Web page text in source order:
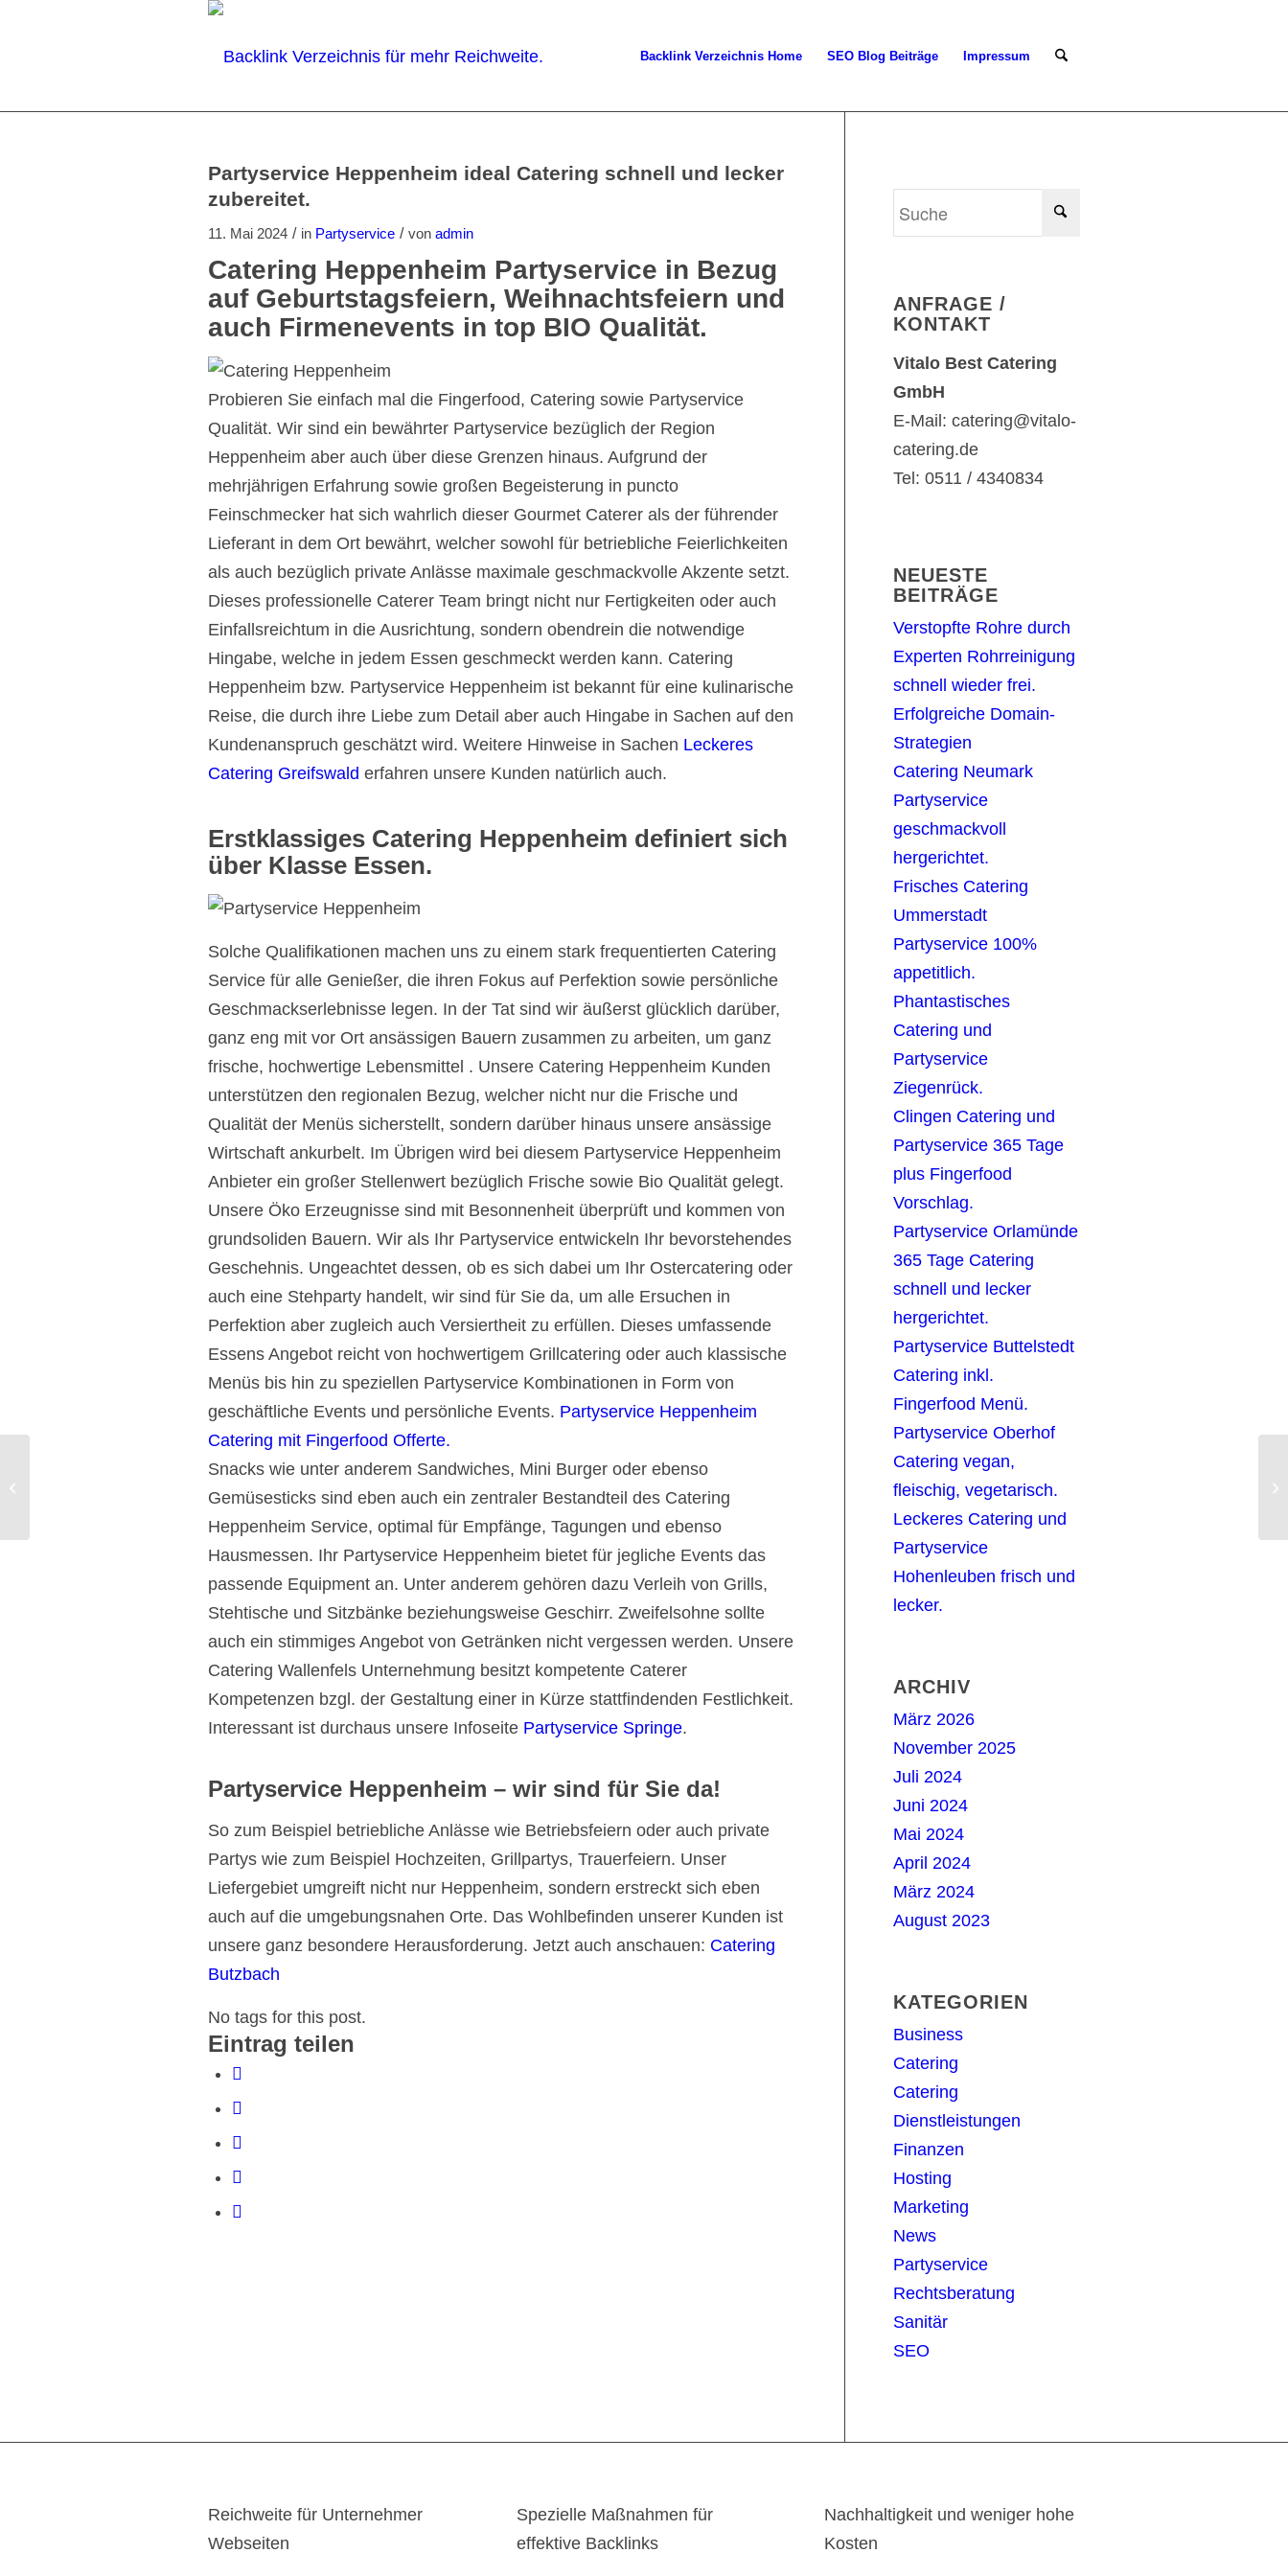
Backlink Verzeichnis Home SEO Blog Beiträge Impressum
Partyservice Heppenheim ideal Catering schnell und lecker
zubereitet.
11. Mai 2024 / in Partyservice / von admin
Catering Heppenheim Partyservice in Bezug
auf Geburtstagsfeiern, Weihnachtsfeiern und
auch Firmenevents in top BIO Qualität.
Probieren Sie einfach mal die Fingerfood, Catering sowie Partyservice
Qualität. Wir sind ein bewährter Partyservice bezüglich der Region
Heppenheim aber auch über diese Grenzen hinaus. Aufgrund der
mehrjährigen Erfahrung sowie großen Begeisterung in puncto
Feinschmecker hat sich wahrlich dieser Gourmet Caterer als der führender
Lieferant in dem Ort bewährt, welcher sowohl für betriebliche Feierlichkeiten
als auch bezüglich private Anlässe maximale geschmackvolle Akzente setzt.
Dieses professionelle Caterer Team bringt nicht nur Fertigkeiten oder auch
Einfallsreichtum in die Ausrichtung, sondern obendrein die notwendige
Hingabe, welche in jedem Essen geschmeckt werden kann. Catering
Heppenheim bzw. Partyservice Heppenheim ist bekannt für eine kulinarische
Reise, die durch ihre Liebe zum Detail aber auch Hingabe in Sachen auf den
Kundenanspruch geschätzt wird. Weitere Hinweise in Sachen Leckeres
Catering Greifswald erfahren unsere Kunden natürlich auch.
Erstklassiges Catering Heppenheim definiert sich
über Klasse Essen.
Solche Qualifikationen machen uns zu einem stark frequentierten Catering
Service für alle Genießer, die ihren Fokus auf Perfektion sowie persönliche
Geschmackserlebnisse legen. In der Tat sind wir äußerst glücklich darüber,
ganz eng mit vor Ort ansässigen Bauern zusammen zu arbeiten, um ganz
frische, hochwertige Lebensmittel . Unsere Catering Heppenheim Kunden
unterstützen den regionalen Bezug, welcher nicht nur die Frische und
Qualität der Menüs sicherstellt, sondern darüber hinaus unsere ansässige
Wirtschaft ankurbelt. Im Übrigen wird bei diesem Partyservice Heppenheim
Anbieter ein großer Stellenwert bezüglich Frische sowie Bio Qualität gelegt.
Unsere Öko Erzeugnisse sind mit Besonnenheit überprüft und kommen von
grundsoliden Bauern. Wir als Ihr Partyservice entwickeln Ihr bevorstehendes
Geschehnis. Ungeachtet dessen, ob es sich dabei um Ihr Ostercatering oder
auch eine Stehparty handelt, wir sind für Sie da, um alle Ersuchen in
Perfektion aber zugleich auch Versiertheit zu erfüllen. Dieses umfassende
Essens Angebot reicht von hochwertigem Grillcatering oder auch klassische
Menüs bis hin zu speziellen Partyservice Kombinationen in Form von
geschäftliche Events und persönliche Events. Partyservice Heppenheim
Catering mit Fingerfood Offerte.
Snacks wie unter anderem Sandwiches, Mini Burger oder ebenso
Gemüsesticks sind eben auch ein zentraler Bestandteil des Catering
Heppenheim Service, optimal für Empfänge, Tagungen und ebenso
Hausmessen. Ihr Partyservice Heppenheim bietet für jegliche Events das
passende Equipment an. Unter anderem gehören dazu Verleih von Grills,
Stehtische und Sitzbänke beziehungsweise Geschirr. Zweifelsohne sollte
auch ein stimmiges Angebot von Getränken nicht vergessen werden. Unsere
Catering Wallenfels Unternehmung besitzt kompetente Caterer
Kompetenzen bzgl. der Gestaltung einer in Kürze stattfindenden Festlichkeit.
Interessant ist durchaus unsere Infoseite Partyservice Springe.
Partyservice Heppenheim – wir sind für Sie da!
So zum Beispiel betriebliche Anlässe wie Betriebsfeiern oder auch private
Partys wie zum Beispiel Hochzeiten, Grillpartys, Trauerfeiern. Unser
Liefergebiet umgreift nicht nur Heppenheim, sondern erstreckt sich eben
auch auf die umgebungsnahen Orte. Das Wohlbefinden unserer Kunden ist
unsere ganz besondere Herausforderung. Jetzt auch anschauen: Catering
Butzbach
No tags for this post.
Eintrag teilen
ANFRAGE /
KONTAKT
Vitalo Best Catering
GmbH
E-Mail: catering@vitalo-
catering.de
Tel: 0511 / 4340834
NEUESTE
BEITRÄGE
Verstopfte Rohre durch
Experten Rohrreinigung
schnell wieder frei.
Erfolgreiche Domain-
Strategien
Catering Neumark
Partyservice
geschmackvoll
hergerichtet.
Frisches Catering
Ummerstadt
Partyservice 100%
appetitlich.
Phantastisches
Catering und
Partyservice
Ziegenrück.
Clingen Catering und
Partyservice 365 Tage
plus Fingerfood
Vorschlag.
Partyservice Orlamünde
365 Tage Catering
schnell und lecker
hergerichtet.
Partyservice Buttelstedt
Catering inkl.
Fingerfood Menü.
Partyservice Oberhof
Catering vegan,
fleischig, vegetarisch.
Leckeres Catering und
Partyservice
Hohenleuben frisch und
lecker.
ARCHIV
März 2026
November 2025
Juli 2024
Juni 2024
Mai 2024
April 2024
März 2024
August 2023
KATEGORIEN
Business
Catering
Catering
Dienstleistungen
Finanzen
Hosting
Marketing
News
Partyservice
Rechtsberatung
Sanitär
SEO
Reichweite für Unternehmer
Webseiten
Spezielle Maßnahmen für
effektive Backlinks
Nachhaltigkeit und weniger hohe
Kosten
Partyservice Hattersheim Catering